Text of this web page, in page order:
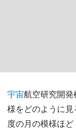
宇宙航空研究開発
様をどのように
度の月の模様ほ